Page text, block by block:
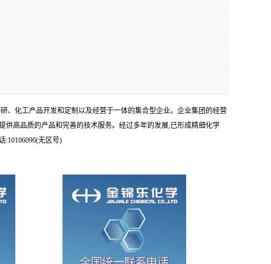
、化工产品开发和定制以及经营于一体的集合型企业。企业集团的经营
高品质的产品和完善的技术服务。经过多年的发展,已形成精细化学
:10106090(无区号)